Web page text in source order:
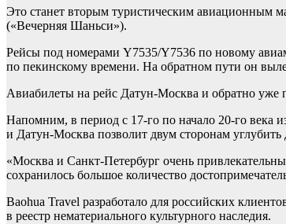
Это станет вторым туристическим авиационным
(«Вечерняя Шаньси»).
Рейсы под номерами Y7535/Y7536 по новому
по пекинскому времени. На обратном пути он
Авиабилеты на рейс Датун-Москва и обратно уже
Напомним, в период с 17-го по начало 20-го
и Датун-Москва позволит двум сторонам углубить
«Москва и Санкт-Петербург очень
сохранилось большое количество
Baohua Travel разработало для российских
в реестр нематериального культурного наследия.